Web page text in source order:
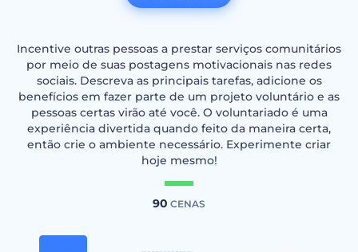
Incentive outras pessoas a prestar serviços comunitários
por meio de suas postagens motivacionais nas redes
sociais. Descreva as principais tarefas, adicione os
benefícios em fazer parte de um projeto voluntário e as
pessoas certas virão até você. O voluntariado é uma
experiência divertida quando feito da maneira certa,
então crie o ambiente necessário. Experimente criar
hoje mesmo!
90 CENAS